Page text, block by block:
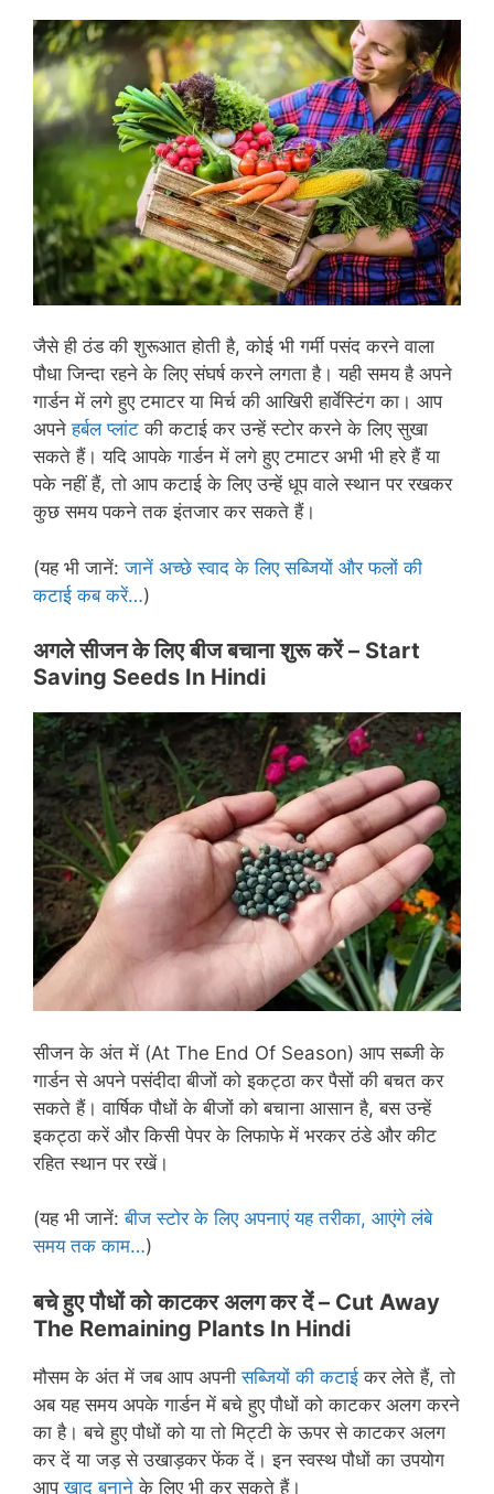
जैसे ही ठंड की शुरूआत होती है, कोई भी गर्मी पसंद करने वाला
पौधा जिन्दा रहने के लिए संघर्ष करने लगता है। यही समय है अपने
गार्डन में लगे हुए टमाटर या मिर्च की आखिरी हार्वेस्टिंग का। आप
अपनेहर्बल प्लांट की कटाई कर उन्हें स्टोर करने के लिए सुखा
सकते हैं। यदि आपके गार्डन में लगे हुए टमाटर अभी भी हरे हैं या
पके नहीं हैं, तो आप कटाई के लिए उन्हें धूप वाले स्थान पर रखकर
कुछ समय पकने तक इंतजार कर सकते हैं।
(यह भी जानें:जानें अच्छे स्वाद के लिए सब्जियों और फलों की
कटाई कब करें…)
अगले सीजन के लिए बीज बचाना शुरू करें – Start
Saving Seeds In Hindi
सीजन के अंत में (At The End Of Season) आप सब्जी के
गार्डन से अपने पसंदीदा बीजों को इकट्ठा कर पैसों की बचत कर
सकते हैं। वार्षिक पौधों के बीजों को बचाना आसान है, बस उन्हें
इकट्ठा करें और किसी पेपर के लिफाफे में भरकर ठंडे और कीट
रहित स्थान पर रखें।
(यह भी जानें:बीज स्टोर के लिए अपनाएं यह तरीका, आएंगे लंबे
समय तक काम…)
बचे हुए पौधों को काटकर अलग कर दें – Cut Away
The Remaining Plants In Hindi
मौसम के अंत में जब आप अपनीसब्जियों की कटाई कर लेते हैं, तो
अब यह समय अपके गार्डन में बचे हुए पौधों को काटकर अलग करने
का है। बचे हुए पौधों को या तो मिट्टी के ऊपर से काटकर अलग
कर दें या जड़ से उखाड़कर फेंक दें। इन स्वस्थ पौधों का उपयोग
आपखाद बनाने के लिए भी कर सकते हैं।